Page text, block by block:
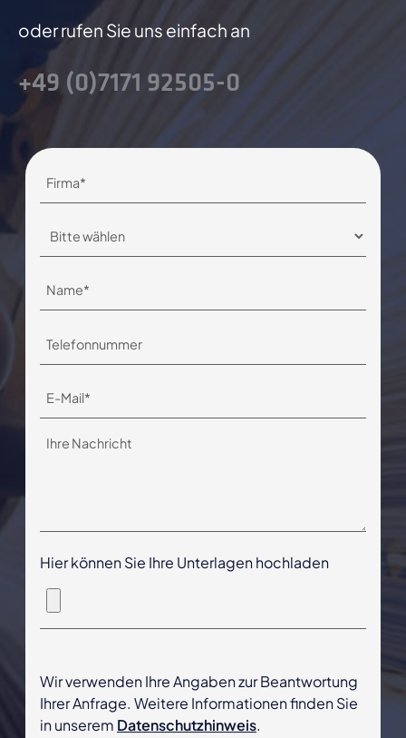
oder rufen Sie uns einfach an
+49 (0)7171 92505-0
Hier können Sie Ihre Unterlagen hochladen
Wir verwenden Ihre Angaben zur Beantwortung
Ihrer Anfrage. Weitere Informationen finden Sie
in unserem Datenschutzhinweis.